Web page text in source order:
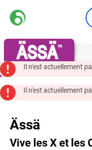
À propos
Il n'est actuellement
Il n'est actuellement
Ässä
Vive les X et les